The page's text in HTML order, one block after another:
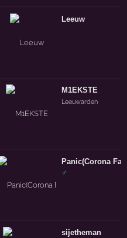
Leeuw
M1EKSTE
Leeuwarden
Panic(Corona
♂
sijetheman